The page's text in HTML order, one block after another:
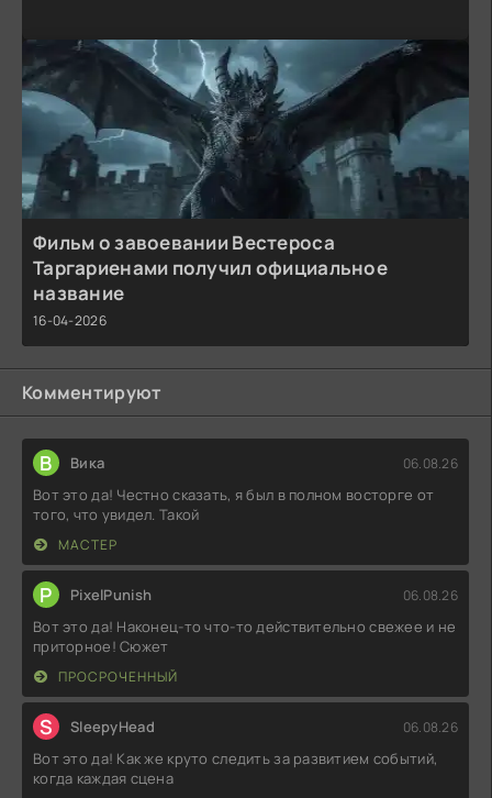
Фильм о завоевании Вестероса
Таргариенами получил официальное
название
16-04-2026
Комментируют
В Вика 06.08.26
Вот это да! Честно сказать, я был в полном восторге от
того, что увидел. Такой
МАСТЕР
P PixelPunish 06.08.26
Вот это да! Наконец-то что-то действительно свежее и не
приторное! Сюжет
ПРОСРОЧЕННЫЙ
S SleepyHead 06.08.26
Вот это да! Как же круто следить за развитием событий,
когда каждая сцена